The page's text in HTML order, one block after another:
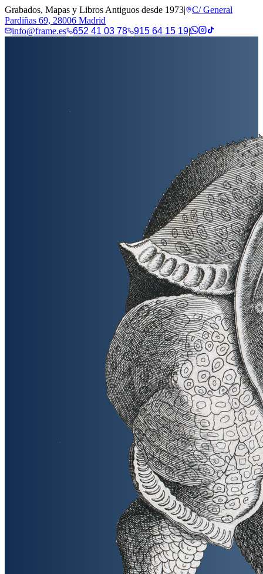
Grabados, Mapas y Libros Antiguos desde 1973|
C/ General
Pardiñas 69, 28006 Madrid
info@frame.es
652 41 03 78 915 64 15 19|